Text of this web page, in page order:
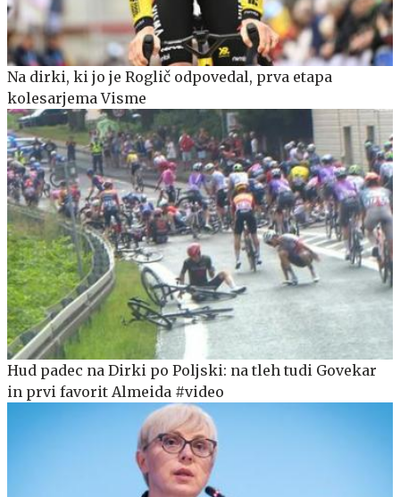
Na dirki, ki jo je Roglič odpovedal, prva etapa
kolesarjema Visme
Hud padec na Dirki po Poljski: na tleh tudi Govekar
in prvi favorit Almeida #video